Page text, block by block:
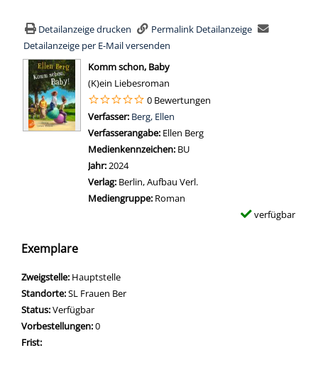
Detailanzeige drucken
Permalink Detailanzeige
Detailanzeige per E-Mail versenden
wird in neuem Tab geöffnet
Komm schon, Baby
(K)ein Liebesroman
0 Bewertungen
Verfasser: Suche nach diesem Verfasser
Berg, Ellen
Verfasserangabe: Ellen Berg
Medienkennzeichen: BU
Jahr: 2024
Verlag: Berlin, Aufbau Verl.
Mediengruppe: Roman
verfügbar
Exemplare
Zweigstelle: Hauptstelle
Standorte:SL Frauen Ber
Status:Verfügbar
Vorbestellungen:0
Frist: